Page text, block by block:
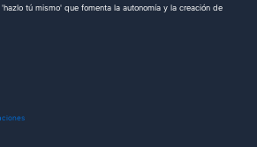
tú mismo' que fomenta la autonomía y la creación de